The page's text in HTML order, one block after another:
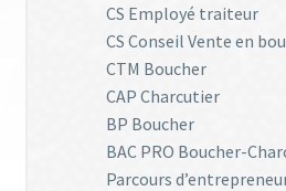
CS Employé traiteur
CS Conseil Vente en
CTM Boucher
CAP Charcutier
BP Boucher
BAC PRO Boucher-
Parcours